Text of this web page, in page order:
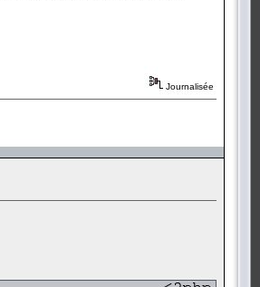
Journalisée